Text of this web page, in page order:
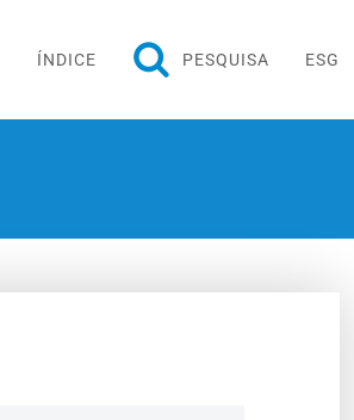
ÍNDICE PESQUISA ESG